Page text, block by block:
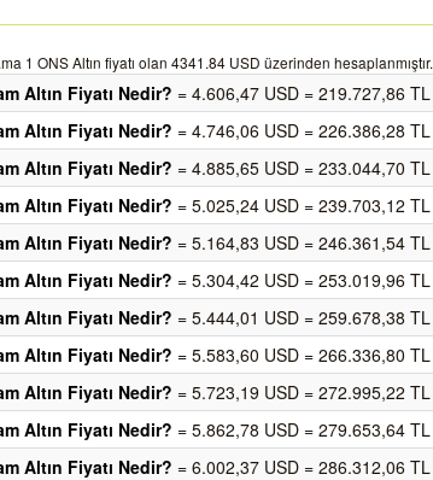
1 ONS Altın fiyatı olan 4341.84 USD üzerinden hesaplanmıştır.
Altın Fiyatı Nedir? = 4.606,47 USD = 219.727,86 TL
Altın Fiyatı Nedir? = 4.746,06 USD = 226.386,28 TL
Altın Fiyatı Nedir? = 4.885,65 USD = 233.044,70 TL
Altın Fiyatı Nedir? = 5.025,24 USD = 239.703,12 TL
Altın Fiyatı Nedir? = 5.164,83 USD = 246.361,54 TL
Altın Fiyatı Nedir? = 5.304,42 USD = 253.019,96 TL
Altın Fiyatı Nedir? = 5.444,01 USD = 259.678,38 TL
Altın Fiyatı Nedir? = 5.583,60 USD = 266.336,80 TL
Altın Fiyatı Nedir? = 5.723,19 USD = 272.995,22 TL
Altın Fiyatı Nedir? = 5.862,78 USD = 279.653,64 TL
Altın Fiyatı Nedir? = 6.002,37 USD = 286.312,06 TL